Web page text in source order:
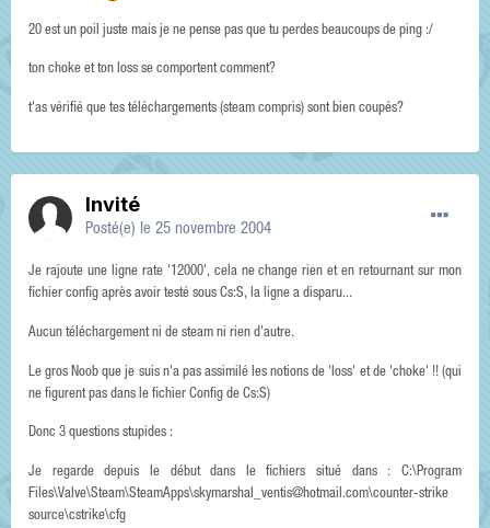
20 est un poil juste mais je ne pense pas que tu perdes beaucoups de ping :/
ton choke et ton loss se comportent comment?
t'as vérifié que tes téléchargements (steam compris) sont bien coupés?
Invité
Posté(e) le 25 novembre 2004
Je rajoute une ligne rate '12000', cela ne change rien et en retournant sur mon
fichier config après avoir testé sous Cs:S, la ligne a disparu...
Aucun téléchargement ni de steam ni rien d'autre.
Le gros Noob que je suis n'a pas assimilé les notions de 'loss' et de 'choke' !! (qui
ne figurent pas dans le fichier Config de Cs:S)
Donc 3 questions stupides :
Je regarde depuis le début dans le fichiers situé dans : C:\Program
Files\Valve\Steam\SteamApps\skymarshal_ventis@hotmail.com\counter-strike
source\cstrike\cfg